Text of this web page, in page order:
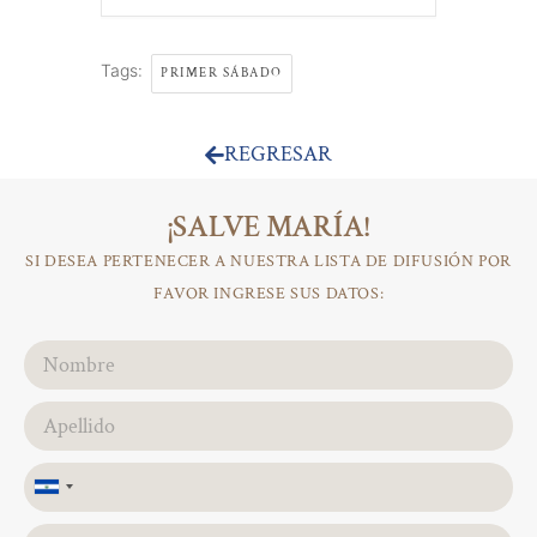
Tags: PRIMER SÁBADO
REGRESAR
¡SALVE MARÍA!
SI DESEA PERTENECER A NUESTRA LISTA DE DIFUSIÓN POR
FAVOR INGRESE SUS DATOS:
El
Salvador